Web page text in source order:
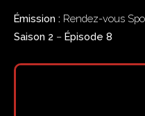
Émission : Rendez-vous
Saison 2 – Épisode 8